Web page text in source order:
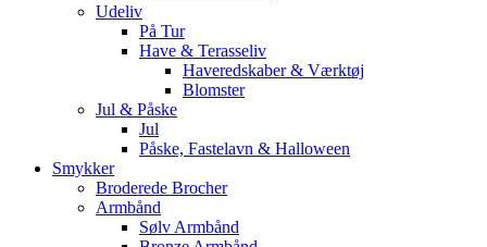
Udeliv
På Tur
Have & Terasseliv
Haveredskaber & Værktøj
Blomster
Jul & Påske
Jul
Påske, Fastelavn & Halloween
Smykker
Broderede Brocher
Armbånd
Sølv Armbånd